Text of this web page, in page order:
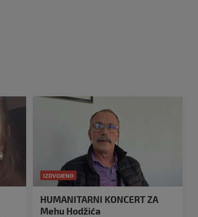
IZDVOJENO
HUMANITARNI KONCERT ZA
Mehu Hodžića